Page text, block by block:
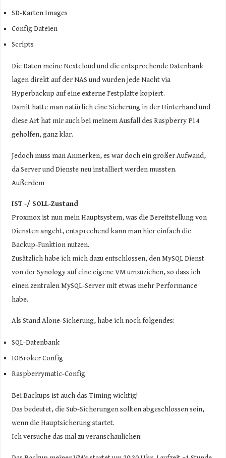
SD-Karten Images
Config Dateien
Scripts
Die Daten meine Nextcloud und die entsprechende Datenbank
lagen direkt auf der NAS und wurden jede Nacht via
Hyperbackup auf eine externe Festplatte kopiert.
Damit hatte man natürlich eine Sicherung in der Hinterhand und
diese Art hat mir auch bei meinem Ausfall des Raspberry Pi 4
geholfen, ganz klar.
Jedoch muss man Anmerken, es war doch ein großer Aufwand,
da Server und Dienste neu installiert werden mussten.
Außerdem
IST -/ SOLL-Zustand
Proxmox ist nun mein Hauptsystem, was die Bereitstellung von
Diensten angeht, entsprechend kann man hier einfach die
Backup-Funktion nutzen.
Zusätzlich habe ich mich dazu entschlossen, den MySQL Dienst
von der Synology auf eine eigene VM umzuziehen, so dass ich
einen zentralen MySQL-Server mit etwas mehr Performance
habe.
Als Stand Alone-Sicherung, habe ich noch folgendes:
SQL-Datenbank
IOBroker Config
Raspberrymatic-Config
Bei Backups ist auch das Timing wichtig!
Das bedeutet, die Sub-Sicherungen sollten abgeschlossen sein,
wenn die Hauptsicherung startet.
Ich versuche das mal zu veranschaulichen: